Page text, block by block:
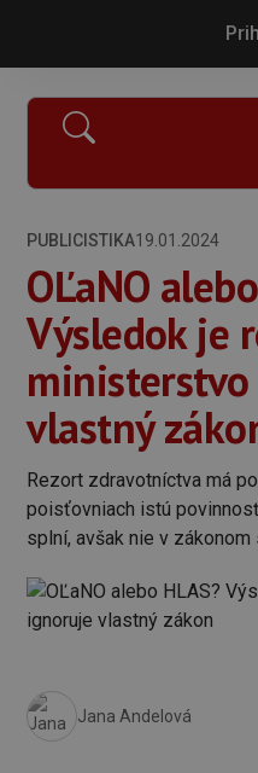
PUBLICISTIKA19.01.2024
OĽaNO
Výsledok je
vlastný
Rezort zdravotníctva má
poisťovniach istú
splní, avšak nie v
Jana Andelová